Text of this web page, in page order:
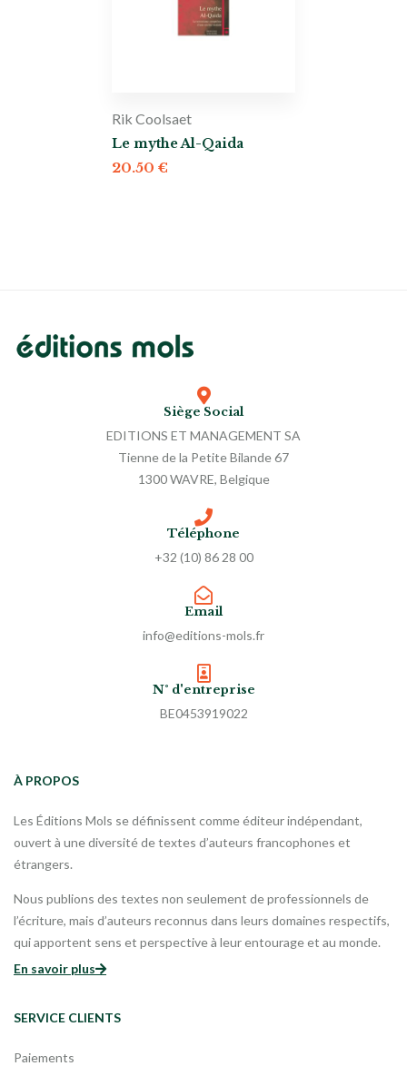
Rik Coolsaet
Le mythe Al-Qaida
20.50€
Siège Social
EDITIONS ET MANAGEMENT SA
Tienne de la Petite Bilande 67
1300 WAVRE, Belgique
Téléphone
+32 (10) 86 28 00
Email
info@editions-mols.fr
N° d'entreprise
BE0453919022
À PROPOS
Les Éditions Mols se définissent comme éditeur indépendant,
ouvert à une diversité de textes d’auteurs francophones et
étrangers.
Nous publions des textes non seulement de professionnels de
l’écriture, mais d’auteurs reconnus dans leurs domaines respectifs,
qui apportent sens et perspective à leur entourage et au monde.
En savoir plus
SERVICE CLIENTS
Paiements